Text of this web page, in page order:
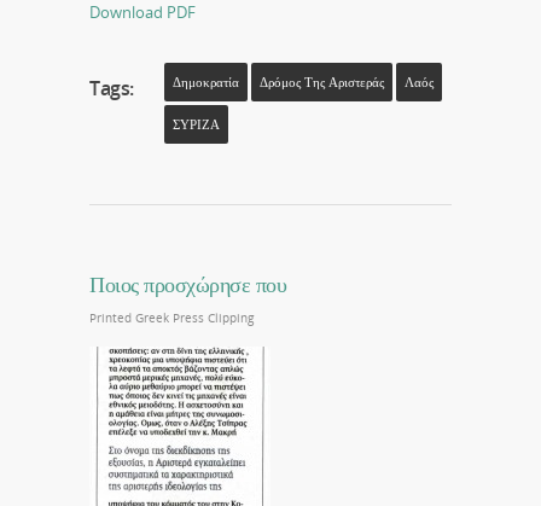
Download PDF
Tags: Δημοκρατία Δρόμος Της Αριστεράς Λαός
ΣΥΡΙΖΑ
Ποιος προσχώρησε που
Printed Greek Press Clipping